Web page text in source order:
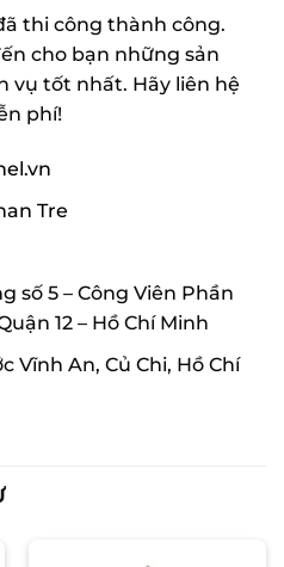
thi công thành công.
cho bạn những sản
vụ tốt nhất. Hãy liên hệ
phí!
Tre
số 5 – Công Viên Phần
12 – Hồ Chí Minh
Vĩnh An, Củ Chi, Hồ Chí